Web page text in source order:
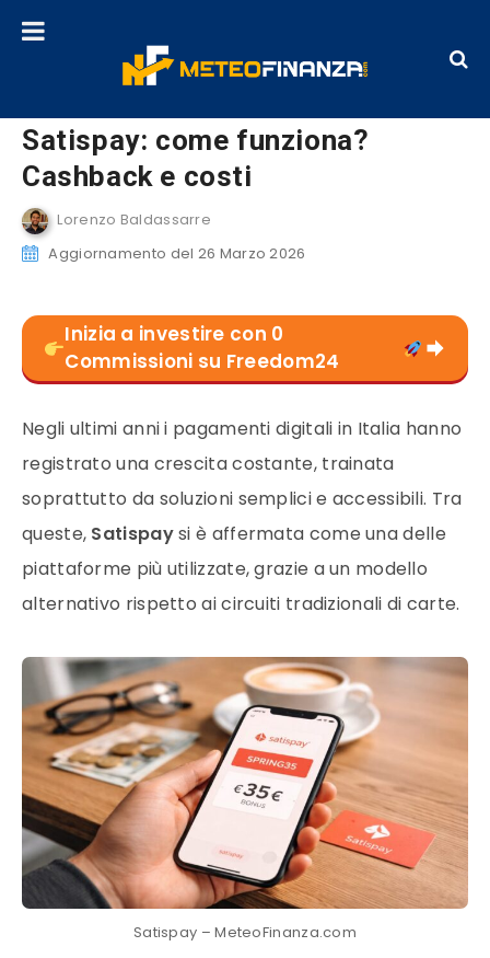
Satispay: come funziona?
Cashback e costi
Lorenzo Baldassarre
Aggiornamento del 26 Marzo 2026
Inizia a investire con 0
Commissioni su Freedom24
Negli ultimi anni i pagamenti digitali in Italia hanno
registrato una crescita costante, trainata
soprattutto da soluzioni semplici e accessibili. Tra
queste, Satispaysi è affermata come una delle
piattaforme più utilizzate, grazie a un modello
alternativo rispetto ai circuiti tradizionali di carte.
Satispay – MeteoFinanza.com